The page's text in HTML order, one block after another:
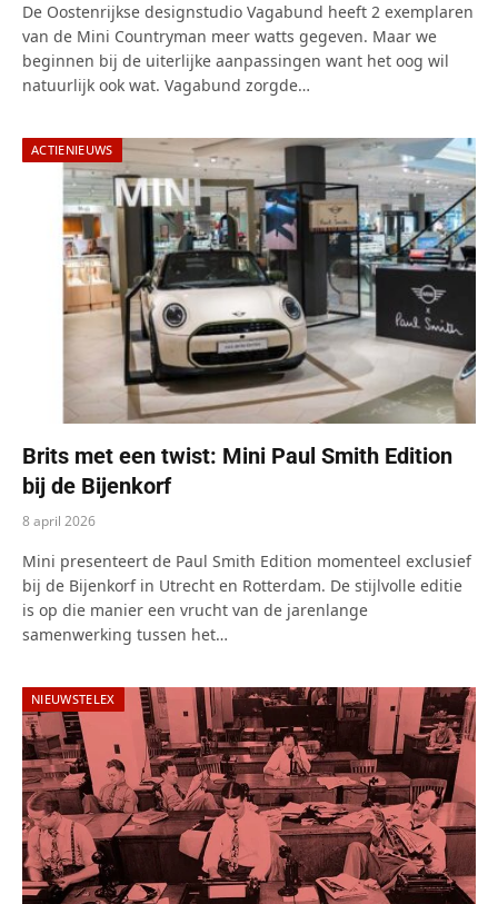
De Oostenrijkse designstudio Vagabund heeft 2 exemplaren
van de Mini Countryman meer watts gegeven. Maar we
beginnen bij de uiterlijke aanpassingen want het oog wil
natuurlijk ook wat. Vagabund zorgde…
ACTIENIEUWS
Brits met een twist: Mini Paul Smith Edition
bij de Bijenkorf
8 april 2026
Mini presenteert de Paul Smith Edition momenteel exclusief
bij de Bijenkorf in Utrecht en Rotterdam. De stijlvolle editie
is op die manier een vrucht van de jarenlange
samenwerking tussen het…
NIEUWSTELEX